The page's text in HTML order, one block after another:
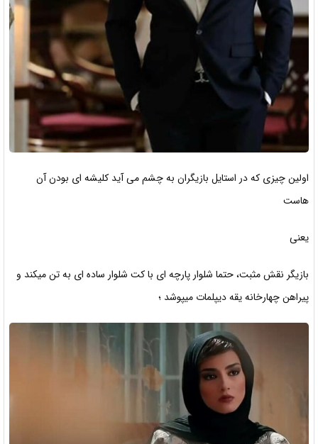
اولین چیزی که در استایل بازیگران به چشم می آید کلیشه ای بودن آن
هاست
یعنی
بازیگر نقش مثبت، حتما شلوار پارچه ای با کت شلوار ساده ای به تن میکند و
پیراهن چهارخانه یقه دیپلمات میپوشد ؛